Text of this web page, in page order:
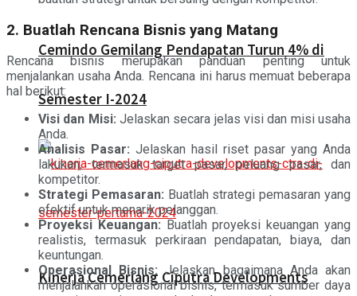
Cemindo Gemilang Pendapatan Turun 4% di
Semester I-2024
Kinerja Cemerlang Ciputra Developments
2. Buatlah Rencana Bisnis yang Matang
Rencana bisnis merupakan panduan penting untuk
menjalankan usaha Anda. Rencana ini harus memuat beberapa
hal berikut:
Visi dan Misi: Jelaskan secara jelas visi dan misi usaha
Anda.
Analisis Pasar: Jelaskan hasil riset pasar yang Anda
lakukan, termasuk target pasar, peluang pasar, dan
kompetitor.
Strategi Pemasaran: Buatlah strategi pemasaran yang
efektif untuk menarik pelanggan.
Proyeksi Keuangan: Buatlah proyeksi keuangan yang
realistis, termasuk perkiraan pendapatan, biaya, dan
keuntungan.
Operasional Bisnis: Jelaskan bagaimana Anda akan
menjalankan operasional bisnis, termasuk sumber daya